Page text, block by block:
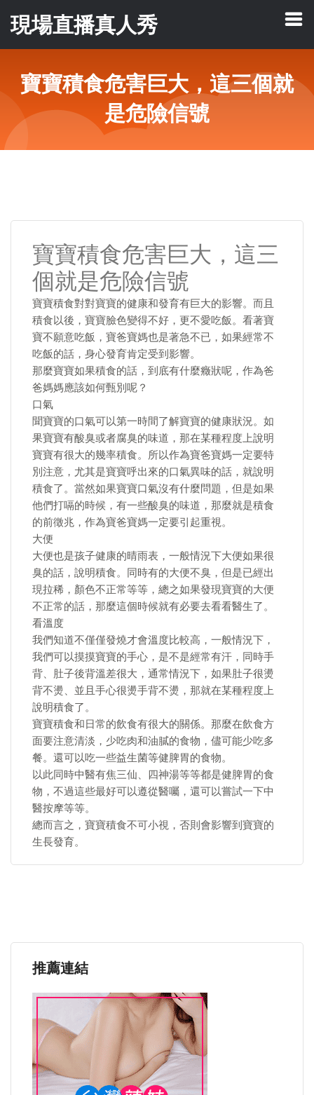
現場直播真人秀
寶寶積食危害巨大，這三個就
是危險信號
寶寶積食危害巨大，這三
個就是危險信號
寶寶積食對對寶寶的健康和發育有巨大的影響。而且
積食以後，寶寶臉色變得不好，更不愛吃飯。看著寶
寶不願意吃飯，寶爸寶媽也是著急不已，如果經常不
吃飯的話，身心發育肯定受到影響。
那麼寶寶如果積食的話，到底有什麼癥狀呢，作為爸
爸媽媽應該如何甄別呢？
口氣
聞寶寶的口氣可以第一時間了解寶寶的健康狀況。如
果寶寶有酸臭或者腐臭的味道，那在某種程度上說明
寶寶有很大的幾率積食。所以作為寶爸寶媽一定要特
別注意，尤其是寶寶呼出來的口氣異味的話，就說明
積食了。當然如果寶寶口氣沒有什麼問題，但是如果
他們打嗝的時候，有一些酸臭的味道，那麼就是積食
的前徵兆，作為寶爸寶媽一定要引起重視。
大便
大便也是孩子健康的晴雨表，一般情況下大便如果很
臭的話，說明積食。同時有的大便不臭，但是已經出
現拉稀，顏色不正常等等，總之如果發現寶寶的大便
不正常的話，那麼這個時候就有必要去看看醫生了。
看溫度
我們知道不僅僅發燒才會溫度比較高，一般情況下，
我們可以摸摸寶寶的手心，是不是經常有汗，同時手
背、肚子後背溫差很大，通常情況下，如果肚子很燙
背不燙、並且手心很燙手背不燙，那就在某種程度上
說明積食了。
寶寶積食和日常的飲食有很大的關係。那麼在飲食方
面要注意清淡，少吃肉和油膩的食物，儘可能少吃多
餐。還可以吃一些益生菌等健脾胃的食物。
以此同時中醫有焦三仙、四神湯等等都是健脾胃的食
物，不過這些最好可以遵從醫囑，還可以嘗試一下中
醫按摩等等。
總而言之，寶寶積食不可小視，否則會影響到寶寶的
生長發育。
推薦連結